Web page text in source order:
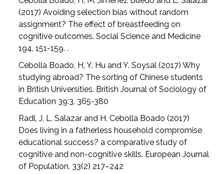
(2017) Avoiding selection bias without random
assignment? The effect of breastfeeding on
cognitive outcomes. Social Science and Medicine
194, 151-159. .
Cebolla Boado, H, Y. Hu and Y. Soysal (2017) Why
studying abroad? The sorting of Chinese students
in British Universities. British Journal of Sociology of
Education 39:3, 365-380
Radl, J, L. Salazar and H. Cebolla Boado (2017)
Does living in a fatherless household compromise
educational success? a comparative study of
cognitive and non-cognitive skills. European Journal
of Population. 33(2) 217–242